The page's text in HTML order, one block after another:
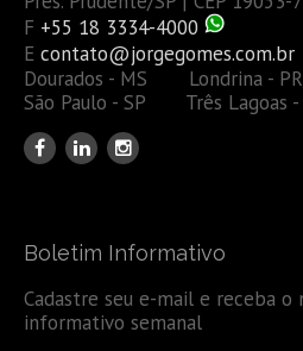
F +55 18 3334-4000
E contato@jorgegomes.com.br
Dourados - MS Londrina -
São Paulo - SP Três Lagoas -
Boletim Informativo
Cadastre seu e-mail e receba o
informativo semanal